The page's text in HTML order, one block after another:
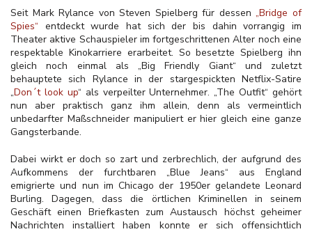
Seit Mark Rylance von Steven Spielberg für dessen„Bridge of
Spies“ entdeckt wurde hat sich der bis dahin vorrangig im
Theater aktive Schauspieler im fortgeschrittenen Alter noch eine
respektable Kinokarriere erarbeitet. So besetzte Spielberg ihn
gleich noch einmal als „Big Friendly Giant“ und zuletzt
behauptete sich Rylance in der stargespickten Netflix-Satire
„Don´t look up“ als verpeilter Unternehmer. „The Outfit“ gehört
nun aber praktisch ganz ihm allein, denn als vermeintlich
unbedarfter Maßschneider manipuliert er hier gleich eine ganze
Gangsterbande.
Dabei wirkt er doch so zart und zerbrechlich, der aufgrund des
Aufkommens der furchtbaren „Blue Jeans“ aus England
emigrierte und nun im Chicago der 1950er gelandete Leonard
Burling. Dagegen, dass die örtlichen Kriminellen in seinem
Geschäft einen Briefkasten zum Austausch höchst geheimer
Nachrichten installiert haben konnte er sich offensichtlich